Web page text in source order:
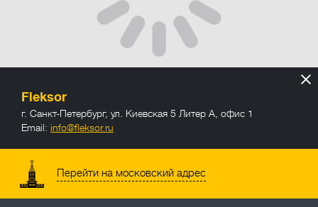
Fleksor
г. Санкт-Петербург, ул. Киевская 5 Литер А, офис 1
Email: info@fleksor.ru
Перейти на московский адрес
info@fleksor.ru